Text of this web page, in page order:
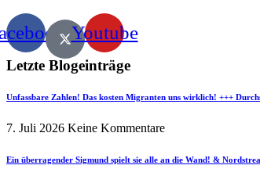
Youtube
Letzte Blogeinträge
Unfassbare Zahlen! Das kosten Migranten uns wirklich! +++
7. Juli 2026 Keine Kommentare
Ein überragender Sigmund spielt sie alle an die Wand! &